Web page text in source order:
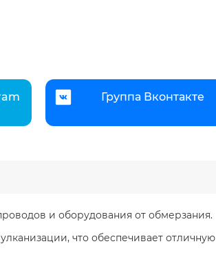
Группа Вконтакте
и оборудования от обмерзания.
что обеспечивает отличную